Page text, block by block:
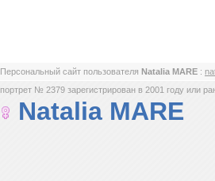
Персональный сайт пользователя Natalia MARE :
портрет № 2379 зарегистрирован в 2001 году или
Natalia MARE